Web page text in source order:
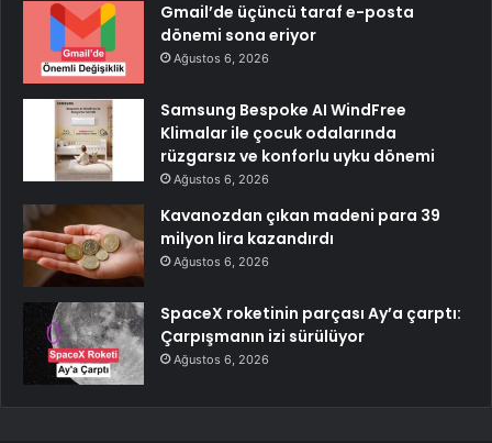
Gmail’de üçüncü taraf e-posta
dönemi sona eriyor
Ağustos 6, 2026
Samsung Bespoke AI WindFree
Klimalar ile çocuk odalarında
rüzgarsız ve konforlu uyku dönemi
Ağustos 6, 2026
Kavanozdan çıkan madeni para 39
milyon lira kazandırdı
Ağustos 6, 2026
SpaceX roketinin parçası Ay’a çarptı:
Çarpışmanın izi sürülüyor
Ağustos 6, 2026